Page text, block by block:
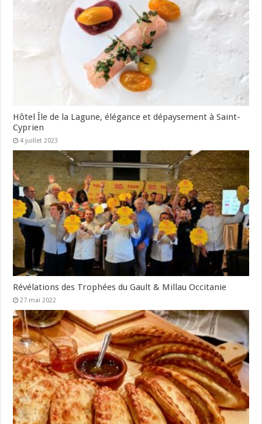
Hôtel Île de la Lagune, élégance et dépaysement à Saint-
Cyprien
4 juillet 2023
Révélations des Trophées du Gault & Millau Occitanie
27 mai 2022